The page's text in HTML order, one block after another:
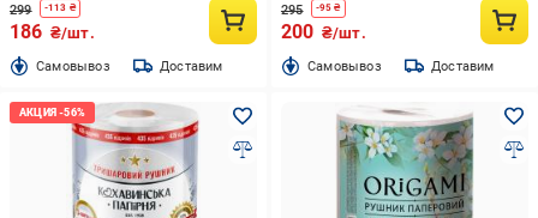
299 -113 ₴
186 ₴/шт.
Cамовывоз Доставим
295 -95 ₴
200 ₴/шт.
Cамовывоз Доставим